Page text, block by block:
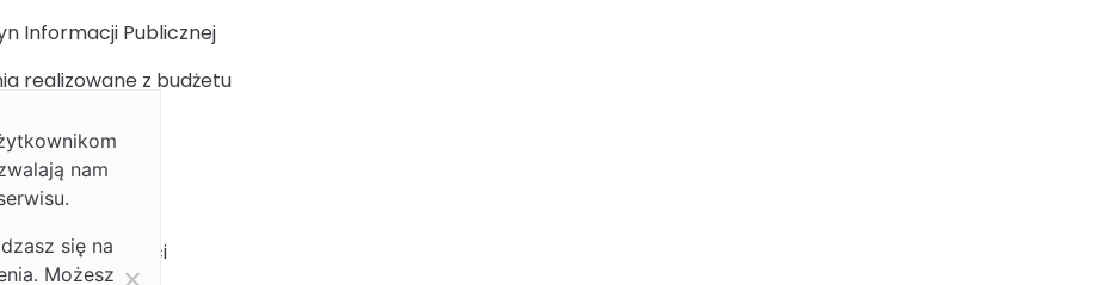
Informacji Publicznej
realizowane z budżetu
prywatności
dostępności
nam
się na
Możesz